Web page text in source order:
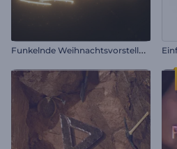
F
unkelnde Weihnachtsvorstellung